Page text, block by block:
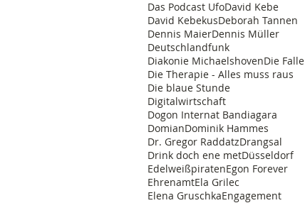
Das Podcast UfoDavid Kebe
David KebekusDeborah Tannen
Dennis MaierDennis Müller
Deutschlandfunk
Diakonie MichaelshovenDie Falle
Die Therapie - Alles muss raus
Die blaue Stunde
Digitalwirtschaft
Dogon Internat Bandiagara
DomianDominik Hammes
Dr. Gregor RaddatzDrangsal
Drink doch ene metDüsseldorf
EdelweißpiratenEgon Forever
EhrenamtEla Grilec
Elena GruschkaEngagement